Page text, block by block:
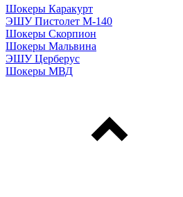
Шокеры Каракурт
ЭШУ Пистолет М-140
Шокеры Скорпион
Шокеры Мальвина
ЭШУ Церберус
Шокеры МВД